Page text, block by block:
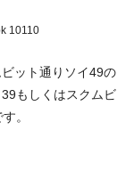
10110
ット通りソイ49の
もしくはスクムビ
。